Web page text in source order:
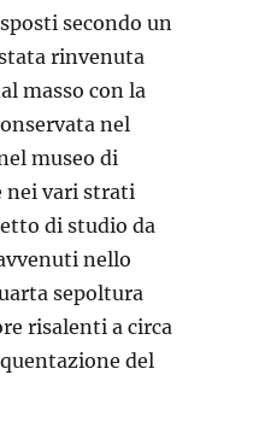
secondo un
rinvenuta
masso con la
nel
museo di
nei vari strati
di studio da
nello
sepoltura
risalenti a circa
del